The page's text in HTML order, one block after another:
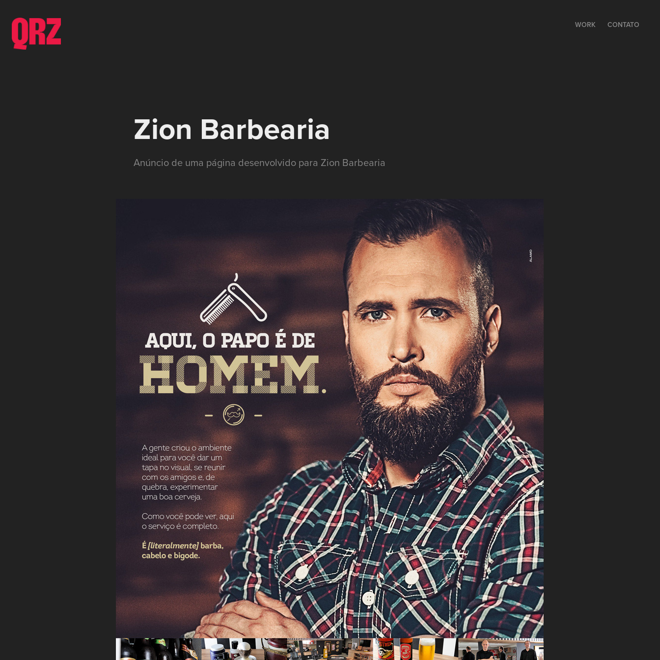
WORK CONTATO
Zion Barbearia
Anúncio de uma página desenvolvido para Zion Barbearia